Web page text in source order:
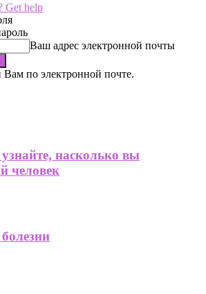
Get help
Ваш адрес электронной почты
Вам по электронной почте.
насколько вы
человек